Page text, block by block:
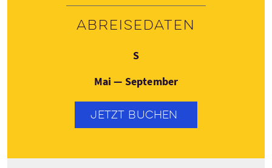
Abreisedaten
SSonntag
Mai — September
JETZT BUCHEN